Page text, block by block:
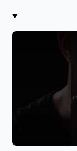
gemak
bicep curls,
✅ Sterk, stabiel
Het stevige
afgesloten
katrolbehuizing
veiligheid en een
katrolverhouding
bewegingen.